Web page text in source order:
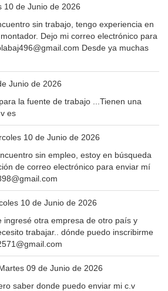
10 de Junio de 2026
sin trabajo, tengo experiencia en
Dejo mi correo electrónico para
Desde ya muchas
Junio de 2026
la fuente de trabajo ...Tienen una
es
10 de Junio de 2026
sin empleo, estoy en búsqueda
de correo electrónico para enviar mí
10 de Junio de 2026
ingresé otra empresa de otro país y
trabajar.. dónde puedo inscribirme
09 de Junio de 2026
saber donde puedo enviar mi c.v